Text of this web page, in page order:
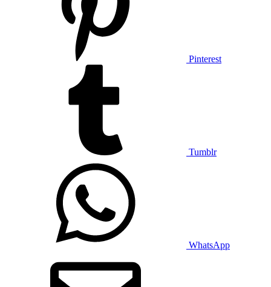
Pinterest
Tumblr
WhatsApp